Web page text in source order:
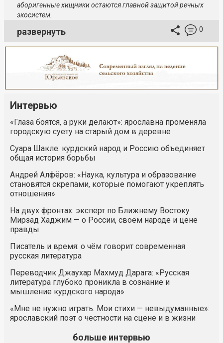
аборигенные хищники остаются главной защитой речных
экосистем.
развернуть 0
Интервью
«Глаза боятся, а руки делают»: ярославна променяла
городскую суету на старый дом в деревне
Суара Шакле: курдский народ и Россию объединяет
общая история борьбы
Андрей Алфёров: «Наука, культура и образование
становятся скрепами, которые помогают укреплять
отношения»
На двух фронтах: эксперт по Ближнему Востоку
Мирзад Хаджим — о России, своём народе и цене
правды
Писатель и время: о чём говорит современная
русская литература
Переводчик Джаухар Махмуд Дарага: «Русская
литература глубоко проникла в сознание и
мышление курдского народа»
«Мне не нужно играть. Мои стихи — невыдуманные»:
ярославский поэт о честности на сцене и в жизни
больше интервью